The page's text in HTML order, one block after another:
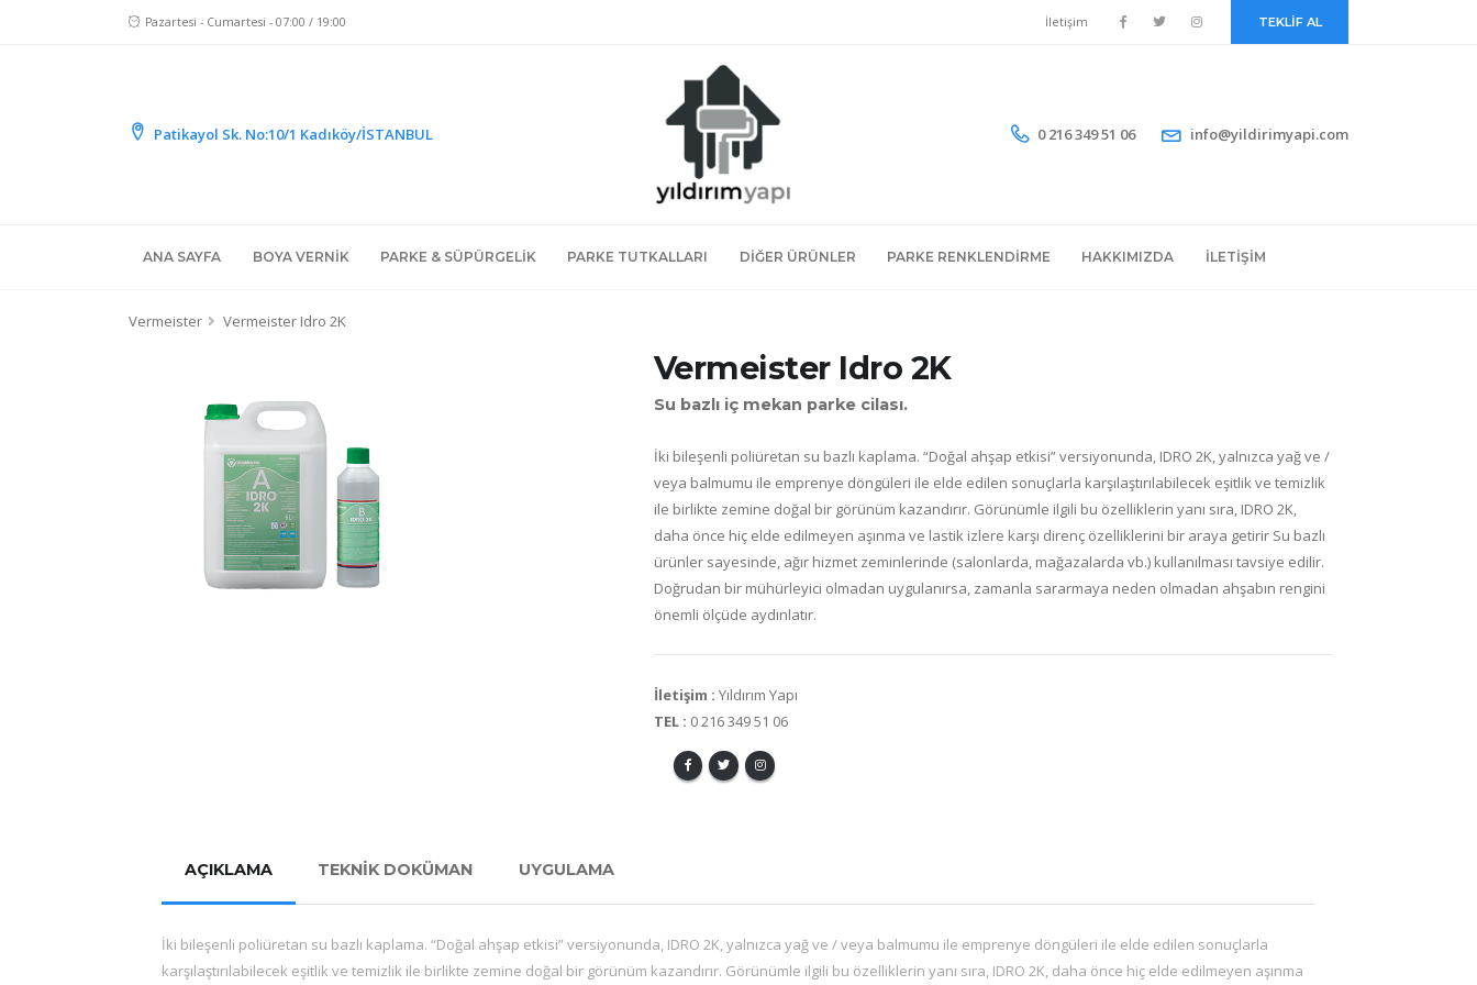
Pazartesi - Cumartesi - 07:00 / 19:00 İletişim TEKLİF AL
Patikayol Sk. No:10/1 Kadıköy/İSTANBUL 0 216 349 51 06 info@yildirimyapi.com
ANA SAYFA BOYA VERNIK PARKE & SÜPÜRGELIK PARKE TUTKALLARI DIĞER ÜRÜNLER PARKE RENKLENDIRME HAKKIMIZDA İLETIŞIM
Vermeister Vermeister Idro 2K
Vermeister Idro 2K
Su bazlı iç mekan parke cilası.
İki bileşenli poliüretan su bazlı kaplama. “Doğal ahşap etkisi” versiyonunda, IDRO 2K, yalnızca yağ ve /
veya balmumu ile emprenye döngüleri ile elde edilen sonuçlarla karşılaştırılabilecek eşitlik ve temizlik
ile birlikte zemine doğal bir görünüm kazandırır. Görünümle ilgili bu özelliklerin yanı sıra, IDRO 2K,
daha önce hiç elde edilmeyen aşınma ve lastik izlere karşı direnç özelliklerini bir araya getirir Su bazlı
ürünler sayesinde, ağır hizmet zeminlerinde (salonlarda, mağazalarda vb.) kullanılması tavsiye edilir.
Doğrudan bir mühürleyici olmadan uygulanırsa, zamanla sararmaya neden olmadan ahşabın rengini
önemli ölçüde aydınlatır.
İletişim : Yıldırım Yapı
TEL : 0 216 349 51 06
AÇIKLAMA TEKNİK DOKÜMAN UYGULAMA
İki bileşenli poliüretan su bazlı kaplama. “Doğal ahşap etkisi” versiyonunda, IDRO 2K, yalnızca yağ ve / veya balmumu ile emprenye döngüleri ile elde edilen sonuçlarla
karşılaştırılabilecek eşitlik ve temizlik ile birlikte zemine doğal bir görünüm kazandırır. Görünümle ilgili bu özelliklerin yanı sıra, IDRO 2K, daha önce hiç elde edilmeyen aşınma